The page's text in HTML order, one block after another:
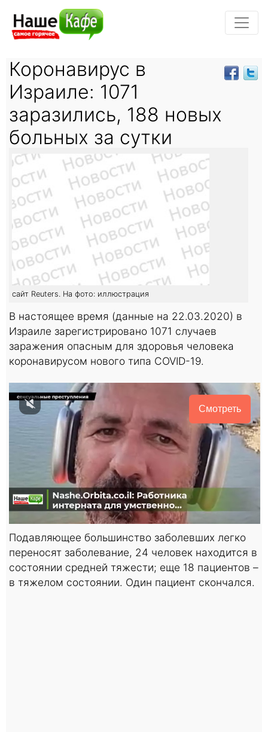
Коронавирус в
Израиле: 1071
заразились, 188 новых
больных за сутки
сайт Reuters. На фото: иллюстрация
В настоящее время (данные на 22.03.2020) в
Израиле зарегистрировано 1071 случаев
заражения опасным для здоровья человека
коронавирусом нового типа COVID-19.
Смотреть
Подавляющее большинство заболевших легко
переносят заболевание, 24 человек находится в
состоянии средней тяжести; еще 18 пациентов –
в тяжелом состоянии. Один пациент скончался.